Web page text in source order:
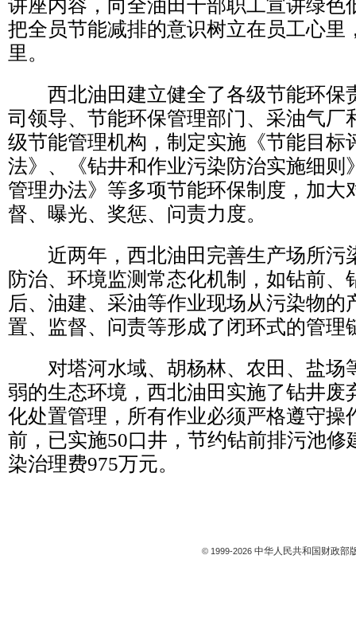
讲座内容，向全油田干部职工宣讲绿色
把全员节能减排的意识树立在员工心里
里。
西北油田建立健全了各级节能环保
司领导、节能环保管理部门、采油气厂
级节能管理机构，制定实施《节能目标
法》、《钻井和作业污染防治实施细则
管理办法》等多项节能环保制度，加大
督、曝光、奖惩、问责力度。
近两年，西北油田完善生产场所污
防治、环境监测常态化机制，如钻前、
后、油建、采油等作业现场从污染物的
置、监督、问责等形成了闭环式的管理
对塔河水域、胡杨林、农田、盐场
弱的生态环境，西北油田实施了钻井废
化处置管理，所有作业必须严格遵守操
前，已实施50口井，节约钻前排污池修
染治理费975万元。
© 1999-2026 中华人民共和国财政部